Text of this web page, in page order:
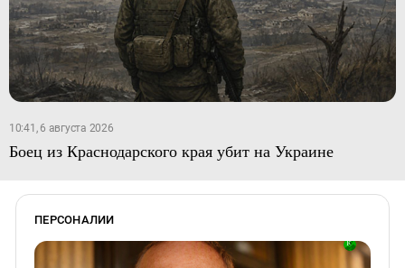
10:41, 6 августа 2026
Боец из Краснодарского края убит на Украине
ПЕРСОНАЛИИ